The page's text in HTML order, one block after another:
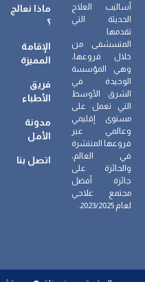
أساليب العلاج
الحديثة التي
تقدمها
المتسشفى من
خلال فروعها،
وهي المؤسسة
الوحيدة في
الشرق الأوسط
التي تعمل على
مستوى إقليمي
وعالمي عبر
فروعها المنتشرة
في العالم،
والحائزة على
جائزة أفضل
مجتمع علاجي
لعام 2023/2025.
ماذا نعالج
؟
الإقامة
المميزة
فريق
الأطباء
مدونة
الأمل
اتصل بنا